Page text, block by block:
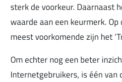
sterk de voorkeur. Daarnaast
waarde aan een keurmerk.
meest voorkomende zijn het
Om echter nog een beter
Internetgebruikers, is één